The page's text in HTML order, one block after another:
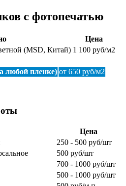
с фотопечатью
Цена
(MSD, Китай) 1 100 руб/м2
любой пленке) от 650 руб/м2
Цена
250 - 500 руб/шт
500 руб/шт
700 - 1000 руб/шт
500 - 1000 руб/шт